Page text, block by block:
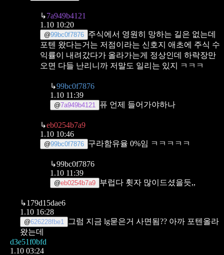
↳7a949b4121
1.10 10:20
@99bc0f7876 주식에서 영원히 망하는 길은 없는데
포텐 왔다는거는 저점이라는 신호지 애초에 주식 수
익률이 내려갔다가 올라가는게 정상인데 하락장만
오면 다들 난리니까 저말도 일리는 있지 ㅋㅋㅋ
↳99bc0f7876
1.10 11:39
@7a949b4121 퓨 언제 들어가야하나
↳eb0254b7a9
1.10 10:46
@99bc0f7876 구라함유율 0%임 ㅋㅋㅋㅋㅋ
↳99bc0f7876
1.10 11:39
@eb0254b7a9 부럽다 휫자 많이드셨을듯,,
↳179d15dae6
1.10 16:28
@626228fbe1
그럼 지금 lg묻은거 사면됨?? 아까 포텐올라
왔는데
d3e51f0bfd
1.10 03:24